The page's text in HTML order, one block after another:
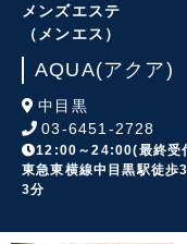
メンズエステ
（メンエス）
AQUA(アクア)
中目黒
03-6451-2728
12:00～24:00(最終受
東急東横線中目黒駅徒
3分